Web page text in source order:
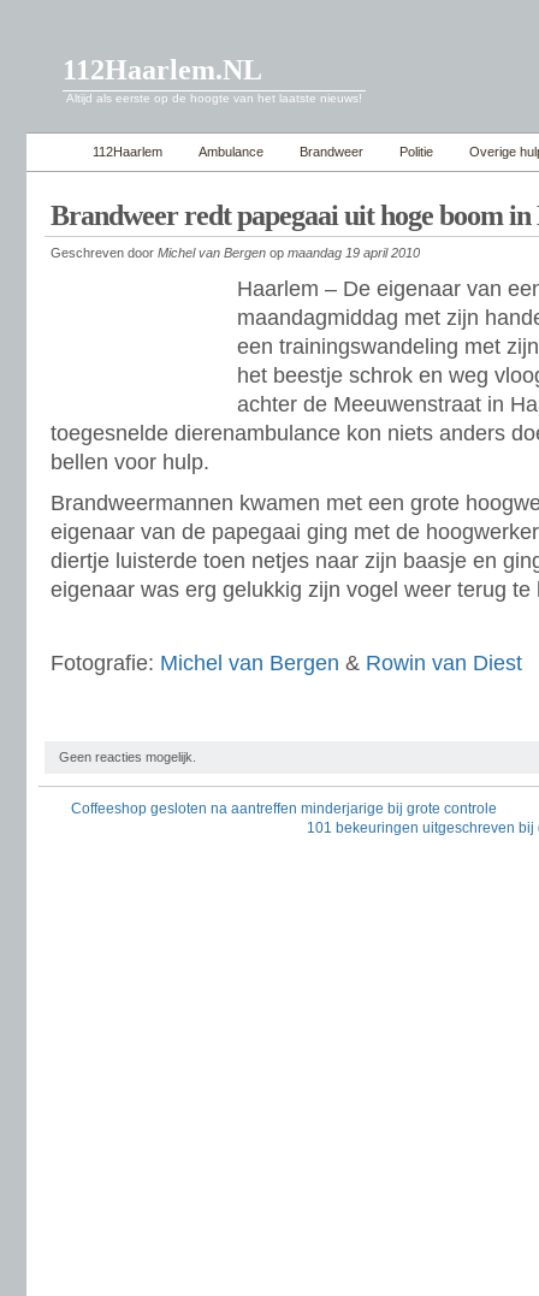
112Haarlem.NL
Altijd als eerste op de hoogte van het laatste nieuws!
112Haarlem Ambulance Brandweer Politie Overige
Brandweer redt papegaai uit hoge boom
Geschreven door Michel van Bergen op maandag 19 april 2010
Haarlem – De eigenaar van
maandagmiddag met zijn
een trainingswandeling met
het beestje schrok en weg
achter de Meeuwenstraat in
toegesnelde dierenambulance kon niets anders
bellen voor hulp.
Brandweermannen kwamen met een grote
eigenaar van de papegaai ging met de
diertje luisterde toen netjes naar zijn baasje en
eigenaar was erg gelukkig zijn vogel weer terug te
Fotografie: Michel van Bergen & Rowin van Diest
Geen reacties mogelijk.
Coffeeshop gesloten na aantreffen minderjarige bij grote controle
101 bekeuringen uitgeschreven